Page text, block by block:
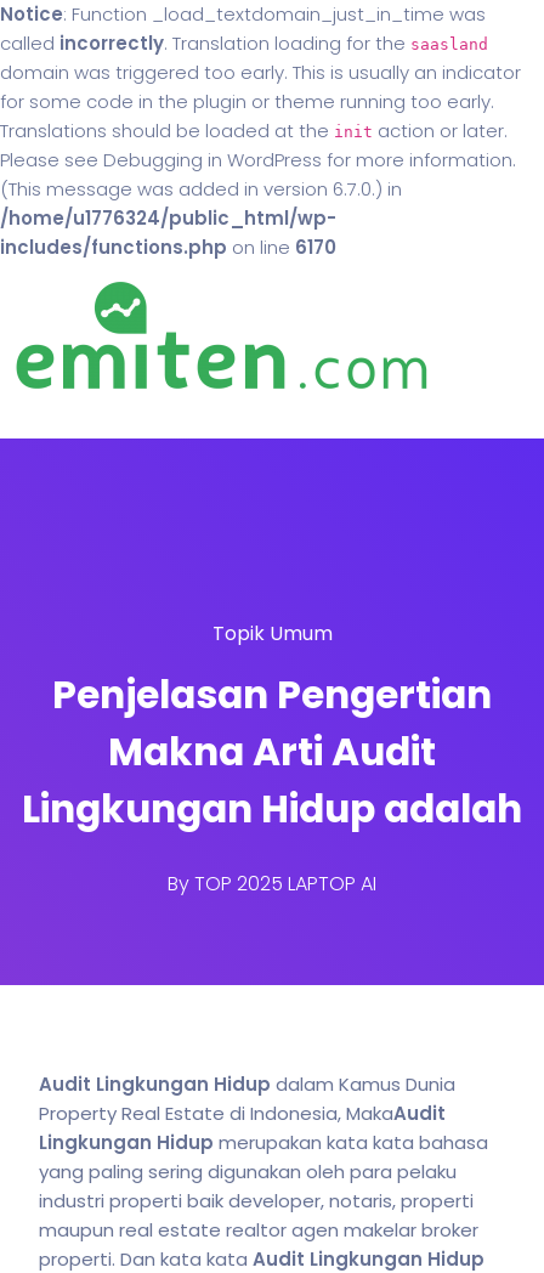
Notice: Function _load_textdomain_just_in_time was
called incorrectly. Translation loading for the saasland
domain was triggered too early. This is usually an indicator
for some code in the plugin or theme running too early.
Translations should be loaded at the init action or later.
Please see Debugging in WordPress for more information.
(This message was added in version 6.7.0.) in
/home/u1776324/public_html/wp-
includes/functions.php on line 6170
Topik Umum
Penjelasan Pengertian
Makna Arti Audit
Lingkungan Hidup adalah
ByTOP 2025 LAPTOP AI
Audit Lingkungan Hidup dalam Kamus Dunia
Property Real Estate di Indonesia, MakaAudit
Lingkungan Hidup merupakan kata kata bahasa
yang paling sering digunakan oleh para pelaku
industri properti baik developer, notaris, properti
maupun real estate realtor agen makelar broker
properti. Dan kata kata Audit Lingkungan Hidup